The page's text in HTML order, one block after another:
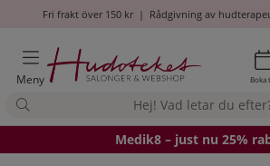
Fri frakt över 150 kr| Rådgivning av
Meny Boka
Medik8 – just nu 25%